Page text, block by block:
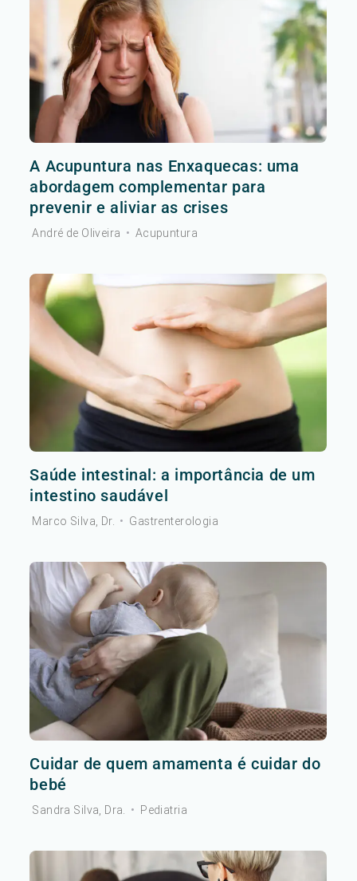
A Acupuntura nas Enxaquecas: uma
abordagem complementar para
prevenir e aliviar as crises
André de Oliveira • Acupuntura
Saúde intestinal: a importância de um
intestino saudável
Marco Silva, Dr. • Gastrenterologia
Cuidar de quem amamenta é cuidar do
bebé
Sandra Silva, Dra. • Pediatria